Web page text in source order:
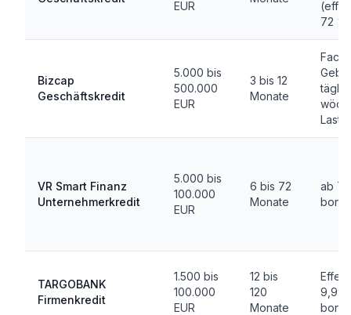
EUR
72 %
Bizcap
Geschäftskredit
5.000 bis
500.000
EUR
3 bis 12
Monate
VR Smart Finanz
Unternehmerkredit
5.000 bis
100.000
EUR
6 bis 72
Monate
ab
TARGOBANK
Firmenkredit
1.500 bis
100.000
EUR
12 bis
120
Monate
9,99